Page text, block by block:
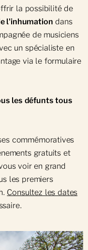
la possibilité de
l'inhumation dans
de musiciens
un spécialiste en
via le formulaire
les défunts tous
commémoratives
gratuits et
voir en grand
les premiers
Consultez les dates